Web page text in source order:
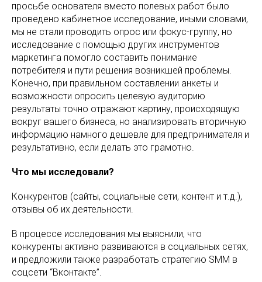
просьбе основателя вместо полевых работ было
проведено кабинетное исследование, иными словами,
мы не стали проводить опрос или фокус-группу, но
исследование с помощью других инструментов
маркетинга помогло составить понимание
потребителя и пути решения возникшей проблемы.
Конечно, при правильном составлении анкеты и
возможности опросить целевую аудиторию
результаты точно отражают картину, происходящую
вокруг вашего бизнеса, но анализировать вторичную
информацию намного дешевле для предпринимателя и
результативно, если делать это грамотно.
Что мы исследовали?
Конкурентов (сайты, социальные сети, контент и т.д.),
отзывы об их деятельности.
В процессе исследования мы выяснили, что
конкуренты активно развиваются в социальных сетях,
и предложили также разработать стратегию SMM в
соцсети “Вконтакте”.